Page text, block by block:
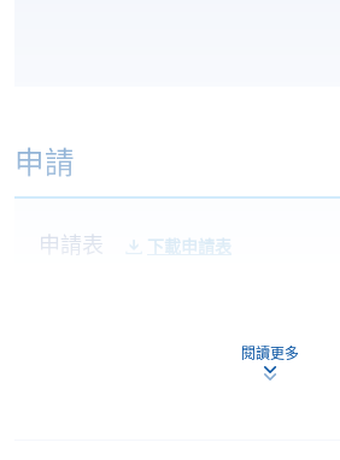
申請
申請表 下載申請表
HKU SPACE 任何一間報名中心：
閱讀更多